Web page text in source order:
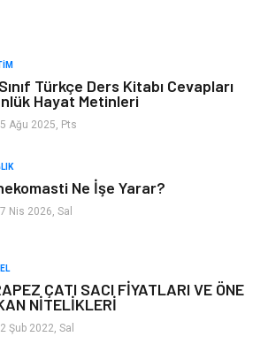
Kültür Sanat
Tarih
Türkçe Ders Kitabı Cevapları
Hayat Metinleri
Ağu 2025, Pts
Ne İşe Yarar?
Nis 2026, Sal
ÇATI SACI FİYATLARI VE ÖNE
NİTELİKLERİ
Şub 2022, Sal